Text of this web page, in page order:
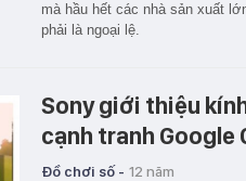
mà hầu hết các nhà sản xuất
phải là ngoại lệ.
Sony giới thiệu
cạnh tranh Google
Đồ chơi số - 12 năm